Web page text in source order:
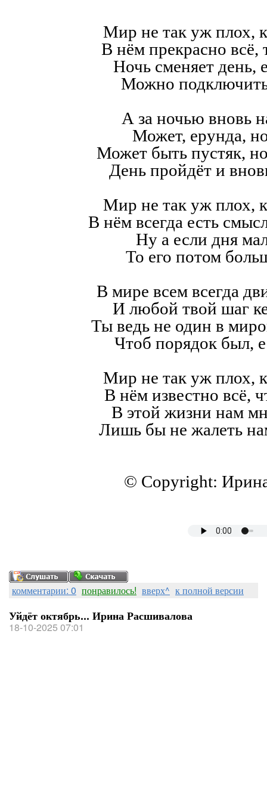
Мир не так уж плох,
В нём прекрасно всё,
Ночь сменяет день,
Можно
А за ночью вновь
Может, ерунда,
Может быть пустяк,
День пройдёт и
Мир не так уж плох,
В нём всегда есть
Ну а если дня
То его потом
В мире всем всегда
И любой твой шаг
Ты ведь не один в
Чтоб порядок был,
Мир не так уж плох,
В нём известно всё,
В этой жизни нам
Лишь бы не жалеть
© Copyright:
комментарии: 0 понравилось! вверх^ к полной версии
Уйдёт октябрь... Ирина Расшивалова
18-10-2025 07:01